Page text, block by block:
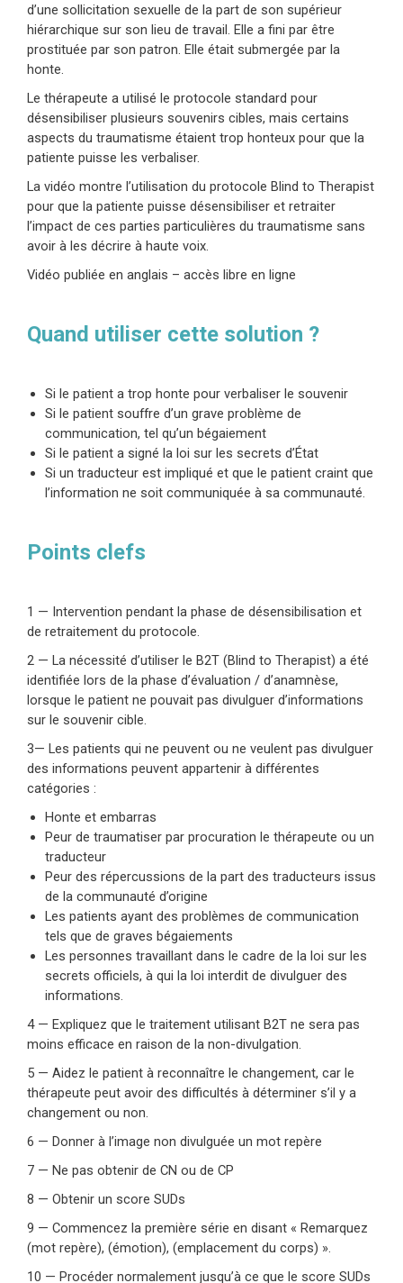
d’une sollicitation sexuelle de la part de son supérieur
hiérarchique sur son lieu de travail. Elle a fini par être
prostituée par son patron. Elle était submergée par la
honte.
Le thérapeute a utilisé le protocole standard pour
désensibiliser plusieurs souvenirs cibles, mais certains
aspects du traumatisme étaient trop honteux pour que la
patiente puisse les verbaliser.
La vidéo montre l’utilisation du protocole Blind to Therapist
pour que la patiente puisse désensibiliser et retraiter
l’impact de ces parties particulières du traumatisme sans
avoir à les décrire à haute voix.
Vidéo publiée en anglais – accès libre en ligne
Quand utiliser cette solution ?
Si le patient a trop honte pour verbaliser le souvenir
Si le patient souffre d’un grave problème de
communication, tel qu’un bégaiement
Si le patient a signé la loi sur les secrets d’État
Si un traducteur est impliqué et que le patient craint que
l’information ne soit communiquée à sa communauté.
Points clefs
1 — Intervention pendant la phase de désensibilisation et
de retraitement du protocole.
2 — La nécessité d’utiliser le B2T (Blind to Therapist) a été
identifiée lors de la phase d’évaluation / d’anamnèse,
lorsque le patient ne pouvait pas divulguer d’informations
sur le souvenir cible.
3— Les patients qui ne peuvent ou ne veulent pas divulguer
des informations peuvent appartenir à différentes
catégories :
Honte et embarras
Peur de traumatiser par procuration le thérapeute ou un
traducteur
Peur des répercussions de la part des traducteurs issus
de la communauté d’origine
Les patients ayant des problèmes de communication
tels que de graves bégaiements
Les personnes travaillant dans le cadre de la loi sur les
secrets officiels, à qui la loi interdit de divulguer des
informations.
4 — Expliquez que le traitement utilisant B2T ne sera pas
moins efficace en raison de la non-divulgation.
5 — Aidez le patient à reconnaître le changement, car le
thérapeute peut avoir des difficultés à déterminer s’il y a
changement ou non.
6 — Donner à l’image non divulguée un mot repère
7 — Ne pas obtenir de CN ou de CP
8 — Obtenir un score SUDs
9 — Commencez la première série en disant « Remarquez
(mot repère), (émotion), (emplacement du corps) ».
10 — Procéder normalement jusqu’à ce que le score SUDs